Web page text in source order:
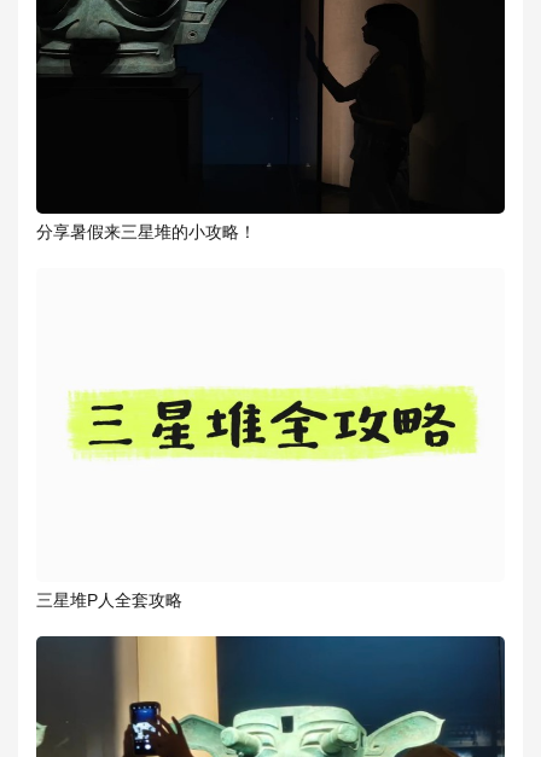
分享暑假来三星堆的小攻略！
三星堆P人全套攻略